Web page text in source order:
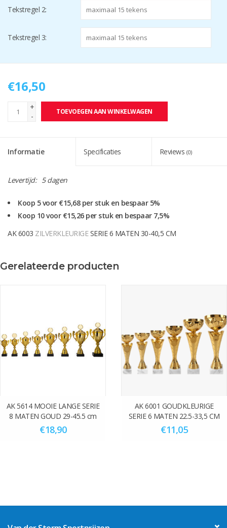
Tekstregel 2:
Tekstregel 3:
€16,50
+
-
TOEVOEGEN AAN WINKELWAGEN
Informatie Specificaties Reviews (0)
Levertijd: 5 dagen
Koop 5 voor €15,68 per stuk en bespaar 5%
Koop 10 voor €15,26 per stuk en bespaar 7,5%
AK 6003 ZILVERKLEURIGESERIE 6 MATEN 30-40,5 CM
Levertijd gegraveerd ca. 5 werkdagen
Gerelateerde producten
AK 5614 MOOIE LANGE SERIE
8 MATEN GOUD 29-45.5 cm
€18,90
AK 6001 GOUDKLEURIGE
SERIE 6 MATEN 22.5-33,5 CM
€11,05